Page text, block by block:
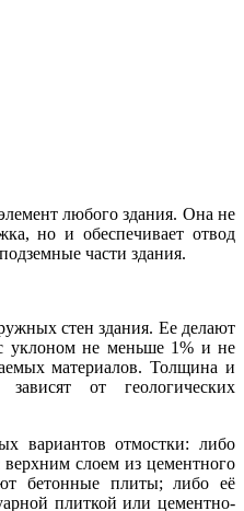
любого здания. Она не
но и обеспечивает отвод
части здания.
стен здания. Ее делают
уклоном не меньше 1% и не
материалов. Толщина и
от геологических
вариантов отмостки: либо
слоем из цементного
бетонные плиты; либо её
плиткой или цементно-